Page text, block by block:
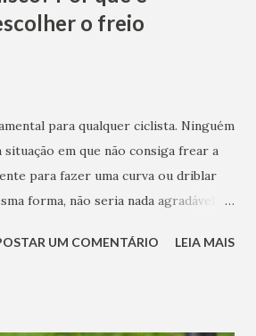
o freio
para qualquer ciclista. Ninguém
em que não consiga frear a
para fazer uma curva ou driblar
forma, não seria nada agradável
Por isso, os freios precisam
UM COMENTÁRIO LEIA MAIS